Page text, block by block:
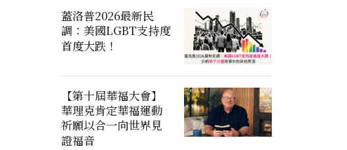
蓋洛普2026最新民
調：美國LGBT支持度
首度大跌！
【第十屆華福大會】
華理克肯定華福運動
祈願以合一向世界見
證福音